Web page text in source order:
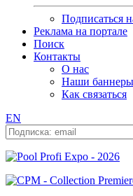
Подписаться
Реклама на портале
Поиск
Контакты
О нас
Наши баннеры
Как связаться
EN